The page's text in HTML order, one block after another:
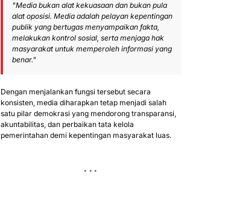
"Media bukan alat kekuasaan dan bukan pula
alat oposisi. Media adalah pelayan kepentingan
publik yang bertugas menyampaikan fakta,
melakukan kontrol sosial, serta menjaga hak
masyarakat untuk memperoleh informasi yang
benar."
Dengan menjalankan fungsi tersebut secara
konsisten, media diharapkan tetap menjadi salah
satu pilar demokrasi yang mendorong transparansi,
akuntabilitas, dan perbaikan tata kelola
pemerintahan demi kepentingan masyarakat luas.